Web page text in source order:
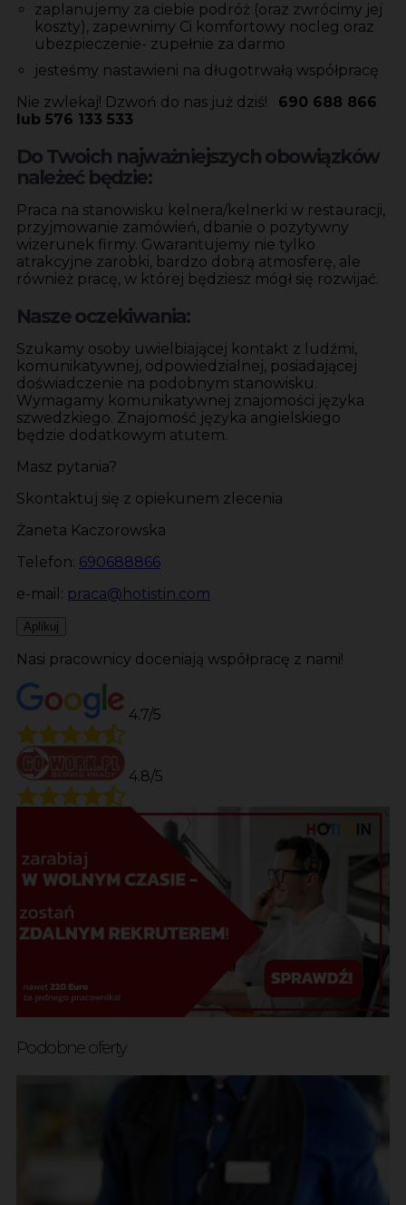
zaplanujemy za ciebie podróż (oraz zwrócimy jej
koszty), zapewnimy Ci komfortowy nocleg oraz
ubezpieczenie- zupełnie za darmo
jesteśmy nastawieni na długotrwałą współpracę
Nie zwlekaj! Dzwoń do nas już dziś! 690 688 866
lub 576 133 533
Do Twoich najważniejszych obowiązków
należeć będzie:
Praca na stanowisku kelnera/kelnerki w restauracji,
przyjmowanie zamówień, dbanie o pozytywny
wizerunek firmy. Gwarantujemy nie tylko
atrakcyjne zarobki, bardzo dobrą atmosferę, ale
również pracę, w której będziesz mógł się rozwijać.
Nasze oczekiwania:
Szukamy osoby uwielbiającej kontakt z ludźmi,
komunikatywnej, odpowiedzialnej, posiadającej
doświadczenie na podobnym stanowisku.
Wymagamy komunikatywnej znajomości języka
szwedzkiego. Znajomość języka angielskiego
będzie dodatkowym atutem.
Masz pytania?
Skontaktuj się z opiekunem zlecenia
Żaneta Kaczorowska
Telefon: 690688866
e-mail: praca@hotistin.com
Aplikuj
Nasi pracownicy doceniają współpracę z nami!
4.7/5
4.8/5
Podobne oferty